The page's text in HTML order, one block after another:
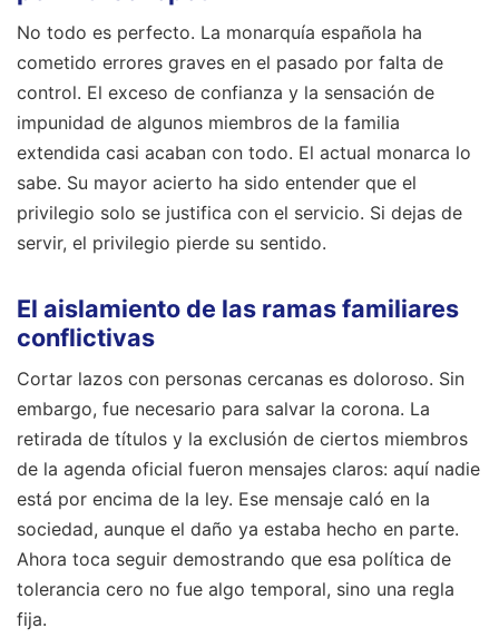
No todo es perfecto. La monarquía española ha
cometido errores graves en el pasado por falta de
control. El exceso de confianza y la sensación de
impunidad de algunos miembros de la familia
extendida casi acaban con todo. El actual monarca lo
sabe. Su mayor acierto ha sido entender que el
privilegio solo se justifica con el servicio. Si dejas de
servir, el privilegio pierde su sentido.
El aislamiento de las ramas familiares
conflictivas
Cortar lazos con personas cercanas es doloroso. Sin
embargo, fue necesario para salvar la corona. La
retirada de títulos y la exclusión de ciertos miembros
de la agenda oficial fueron mensajes claros: aquí nadie
está por encima de la ley. Ese mensaje caló en la
sociedad, aunque el daño ya estaba hecho en parte.
Ahora toca seguir demostrando que esa política de
tolerancia cero no fue algo temporal, sino una regla
fija.